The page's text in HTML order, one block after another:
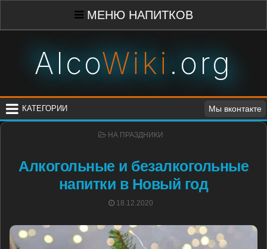
content
МЕНЮ НАПИТКОВ
AlcoWiki .org
КАТЕГОРИИ Мы вконтакте
POSTED
НА ПРАЗДНИКИ
Алкогольные и безалкогольные
напитки в Новый год
POSTED
18.12.2020